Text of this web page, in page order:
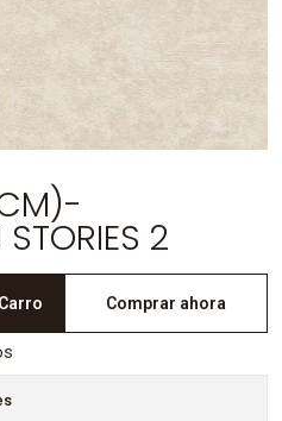
2
Comprar ahora